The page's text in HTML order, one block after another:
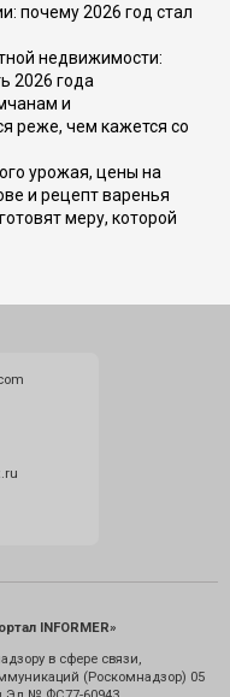
почему 2026 год стал
недвижимости:
2026 года
и
реже, чем кажется со
урожая, цены на
и рецепт варенья
меру, которой
INFORMER»
в сфере связи,
(Роскомнадзор) 05